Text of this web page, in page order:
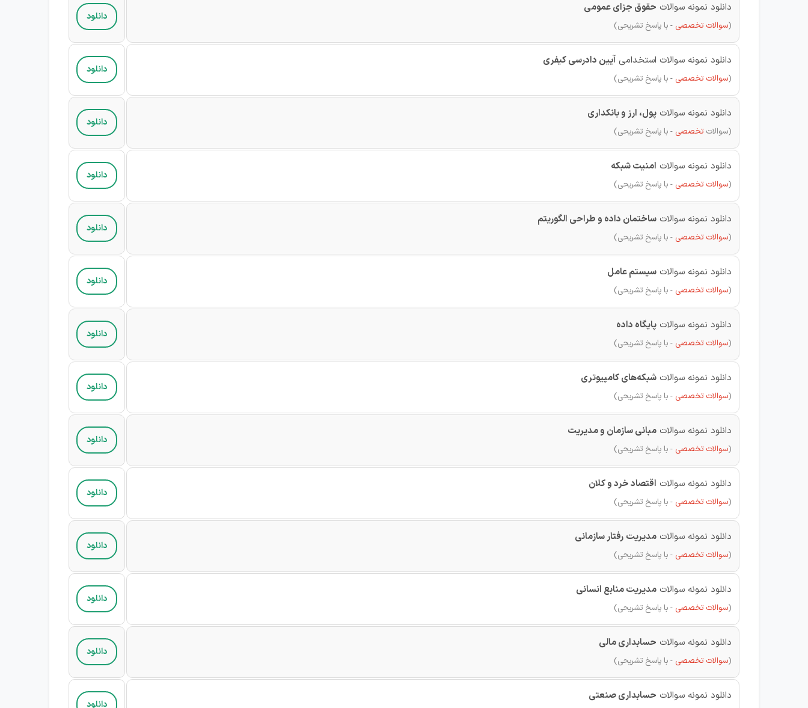
دانلود نمونه سوالات حقوق جزای عمومی
(سوالات تخصصی - با پاسخ تشریحی)
دانلود
دانلود نمونه سوالات استخدامی آیین دادرسی کیفری
(سوالات تخصصی - با پاسخ تشریحی)
دانلود
دانلود نمونه سوالات پول، ارز و بانکداری
(سوالات تخصصی - با پاسخ تشریحی)
دانلود
دانلود نمونه سوالات امنیت شبکه
(سوالات تخصصی - با پاسخ تشریحی)
دانلود
دانلود نمونه سوالات ساختمان داده و طراحی الگوریتم
(سوالات تخصصی - با پاسخ تشریحی)
دانلود
دانلود نمونه سوالات سیستم عامل
(سوالات تخصصی - با پاسخ تشریحی)
دانلود
دانلود نمونه سوالات پایگاه داده
(سوالات تخصصی - با پاسخ تشریحی)
دانلود
دانلود نمونه سوالات شبکه‌های کامپیوتری
(سوالات تخصصی - با پاسخ تشریحی)
دانلود
دانلود نمونه سوالات مبانی سازمان و مدیریت
(سوالات تخصصی - با پاسخ تشریحی)
دانلود
دانلود نمونه سوالات اقتصاد خرد و کلان
(سوالات تخصصی - با پاسخ تشریحی)
دانلود
دانلود نمونه سوالات مدیریت رفتار سازمانی
(سوالات تخصصی - با پاسخ تشریحی)
دانلود
دانلود نمونه سوالات مدیریت منابع انسانی
(سوالات تخصصی - با پاسخ تشریحی)
دانلود
دانلود نمونه سوالات حسابداری مالی
(سوالات تخصصی - با پاسخ تشریحی)
دانلود
دانلود نمونه سوالات حسابداری صنعتی
دانلود